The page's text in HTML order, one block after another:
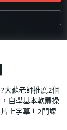
大蘇老師推薦2個
自學基本軟體操
上字幕！2門課